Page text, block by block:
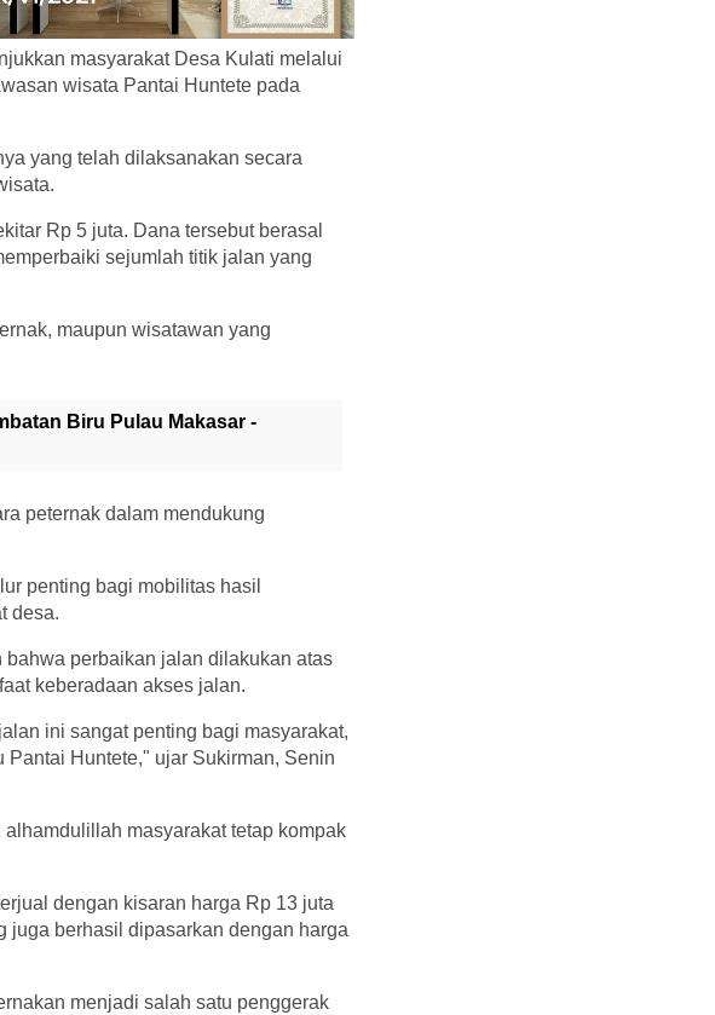
masyarakat Desa Kulati melalui
wisata Pantai Huntete pada
yang telah dilaksanakan secara
Rp 5 juta. Dana tersebut berasal
sejumlah titik jalan yang
maupun wisatawan yang
Biru Pulau Makasar -
peternak dalam mendukung
penting bagi mobilitas hasil
desa.
perbaikan jalan dilakukan atas
keberadaan akses jalan.
ini sangat penting bagi masyarakat,
Huntete," ujar Sukirman, Senin
masyarakat tetap kompak
dengan kisaran harga Rp 13 juta
juga berhasil dipasarkan dengan harga
menjadi salah satu penggerak